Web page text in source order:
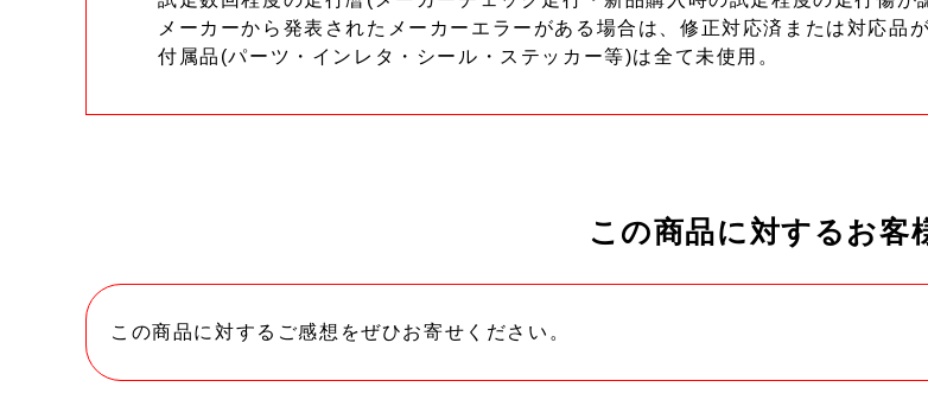
メーカーから発表されたメーカーエラーがある場合は、修正対応済または対応品
付属品(パーツ・インレタ・シール・ステッカー等)は全て未使用。
この商品に対するお客
この商品に対するご感想をぜひお寄せください。